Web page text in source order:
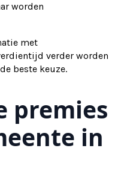
worden
met
verder worden
beste keuze.
premies
in